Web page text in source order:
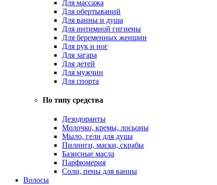
Для массажа
Для обертываний
Для ванны и душа
Для интимной гигиены
Для беременных женщин
Для рук и ног
Для загара
Для детей
Для мужчин
Для спорта
По типу средства
Дезодоранты
Молочко, кремы, лосьоны
Мыло, гели для душа
Пилинги, маски, скрабы
Базисные масла
Парфюмерия
Соли, пены для ванны
Волосы